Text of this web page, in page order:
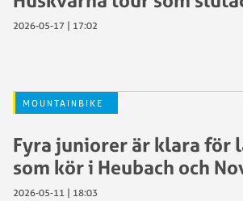
2026-05-17 | 17:02
MOUNTAINBIKE
Fyra juniorer är klara för
som kör i Heubach och
2026-05-11 | 18:03